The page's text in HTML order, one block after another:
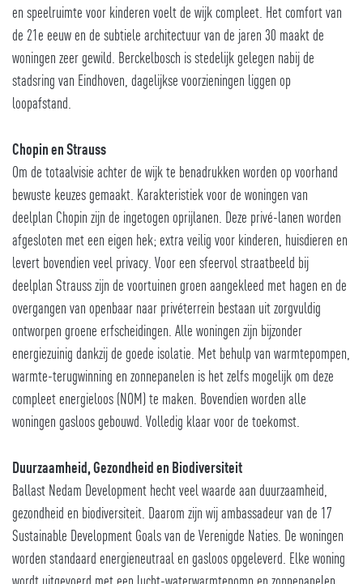
en speelruimte voor kinderen voelt de wijk compleet. Het comfort van
de 21e eeuw en de subtiele architectuur van de jaren 30 maakt de
woningen zeer gewild. Berckelbosch is stedelijk gelegen nabij de
stadsring van Eindhoven, dagelijkse voorzieningen liggen op
loopafstand.
Chopin en Strauss
Om de totaalvisie achter de wijk te benadrukken worden op voorhand
bewuste keuzes gemaakt. Karakteristiek voor de woningen van
deelplan Chopin zijn de ingetogen oprijlanen. Deze privé-lanen worden
afgesloten met een eigen hek; extra veilig voor kinderen, huisdieren en
levert bovendien veel privacy. Voor een sfeervol straatbeeld bij
deelplan Strauss zijn de voortuinen groen aangekleed met hagen en de
overgangen van openbaar naar privéterrein bestaan uit zorgvuldig
ontworpen groene erfscheidingen. Alle woningen zijn bijzonder
energiezuinig dankzij de goede isolatie. Met behulp van warmtepompen,
warmte-terugwinning en zonnepanelen is het zelfs mogelijk om deze
compleet energieloos (NOM) te maken. Bovendien worden alle
woningen gasloos gebouwd. Volledig klaar voor de toekomst.
Duurzaamheid, Gezondheid en Biodiversiteit
Ballast Nedam Development hecht veel waarde aan duurzaamheid,
gezondheid en biodiversiteit. Daarom zijn wij ambassadeur van de 17
Sustainable Development Goals van de Verenigde Naties. De woningen
worden standaard energieneutraal en gasloos opgeleverd. Elke woning